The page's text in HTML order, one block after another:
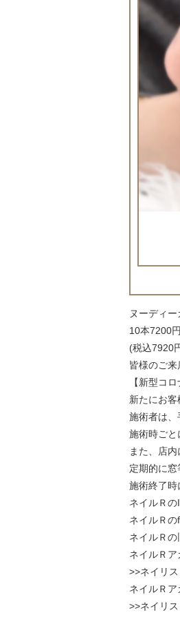
ヌーディ
10本7200円
(税込7920
皆様のご来
【新型コ
新たにお客
施術者は、
施術時ごと
また、店内
定期的に窓
施術終了時
ネイルＲ
ネイルＲ
ネイルＲの
ネイルＲア
>>ネイリ
ネイルＲア
>>ネイリ